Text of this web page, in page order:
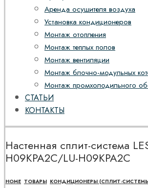
Аренда осушителя воздуха
Установка кондиционеров
Монтаж отопления
Монтаж теплых полов
Монтаж вентиляции
Монтаж блочно-модульных
Монтаж промхолодильного
СТАТЬИ
КОНТАКТЫ
Настенная сплит-система
H09KPA2C/LU-H09KPA2C
HOME ТОВАРЫ КОНДИЦИОНЕРЫ (СПЛИТ-